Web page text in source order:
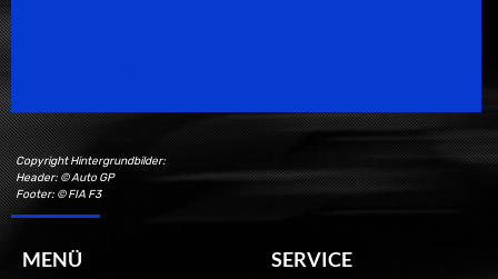
Copyright Hintergrundbilder:
Header: © Auto GP
Footer: © FIA F3
MENÜ SERVICE